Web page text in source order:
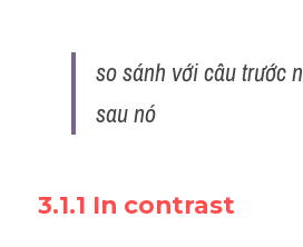
so sánh với câu trước
sau nó
3.1.1 In contrast